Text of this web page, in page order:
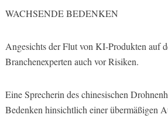
WACHSENDE BEDENKEN
Angesichts der Flut von KI-Produkten auf
Branchenexperten auch vor Risiken.
Eine Sprecherin des chinesischen
Bedenken hinsichtlich einer übermäßigen